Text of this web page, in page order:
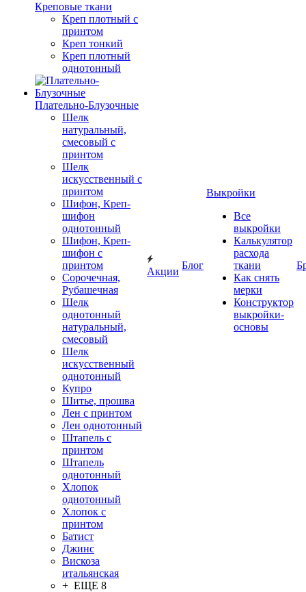
Креповые ткани
Креп плотный с
принтом
Креп тонкий
Креп плотный
однотонный
Плательно-Блузочные
Шелк
натуральный,
смесовый с
принтом
Шелк
искусственный с
принтом
Шифон, Креп-
шифон
однотонный
Шифон, Креп-
шифон с
принтом
Сорочечная,
Рубашечная
Шелк
однотонный
натуральный,
смесовый
Шелк
искусственный
однотонный
Купро
Шитье, прошва
Лен с принтом
Лен однотонный
Штапель с
принтом
Штапель
однотонный
Хлопок
однотонный
Хлопок с
принтом
Батист
Джинс
Вискоза
итальянская
+ ЕЩЕ 8
Акции
Блог
Выкройки
Все
выкройки
Калькулятор
расхода
ткани
Как снять
мерки
Конструктор
выкройки-
основы